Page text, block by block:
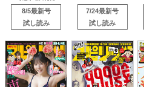
週刊少年サンデー
毎週水曜日発売
8/5最新号
試し読み
少年サンデーS
7/24最新号
試し読み